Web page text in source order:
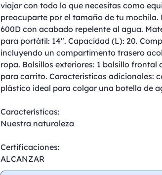
viajar con todo lo que necesitas como
preocuparte por el tamaño de tu
600D con acabado repelente al agua.
para portátil: 14". Capacidad (L): 20.
incluyendo un compartimento trasero
ropa. Bolsillos exteriores: 1 bolsillo
para carrito. Características adicionales:
plástico ideal para colgar una botella de
Características:
Nuestra naturaleza
Certificaciones:
ALCANZAR